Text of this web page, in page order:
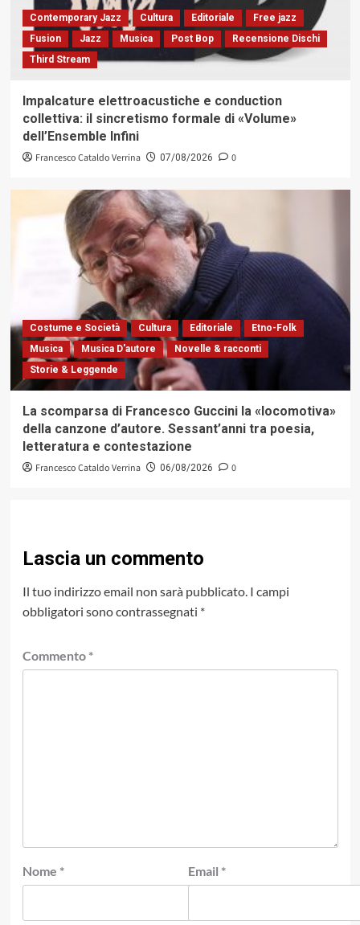
Contemporary Jazz Cultura Editoriale
Free jazz
Fusion
Jazz Musica Post Bop
Recensione Dischi
Third Stream
Impalcature elettroacustiche e conduction
collettiva: il sincretismo formale di «Volume»
dell’Ensemble Infini
Francesco Cataldo Verrina 07/08/2026 0
Costume e Società Cultura Editoriale
Etno-Folk
Musica
Musica D'autore
Novelle & racconti
Storie & Leggende
La scomparsa di Francesco Guccini la «locomotiva»
della canzone d’autore. Sessant’anni tra poesia,
letteratura e contestazione
Francesco Cataldo Verrina 06/08/2026 0
Lascia un commento
Il tuo indirizzo email non sarà pubblicato. I campi
obbligatori sono contrassegnati *
Commento *
Nome * Email *